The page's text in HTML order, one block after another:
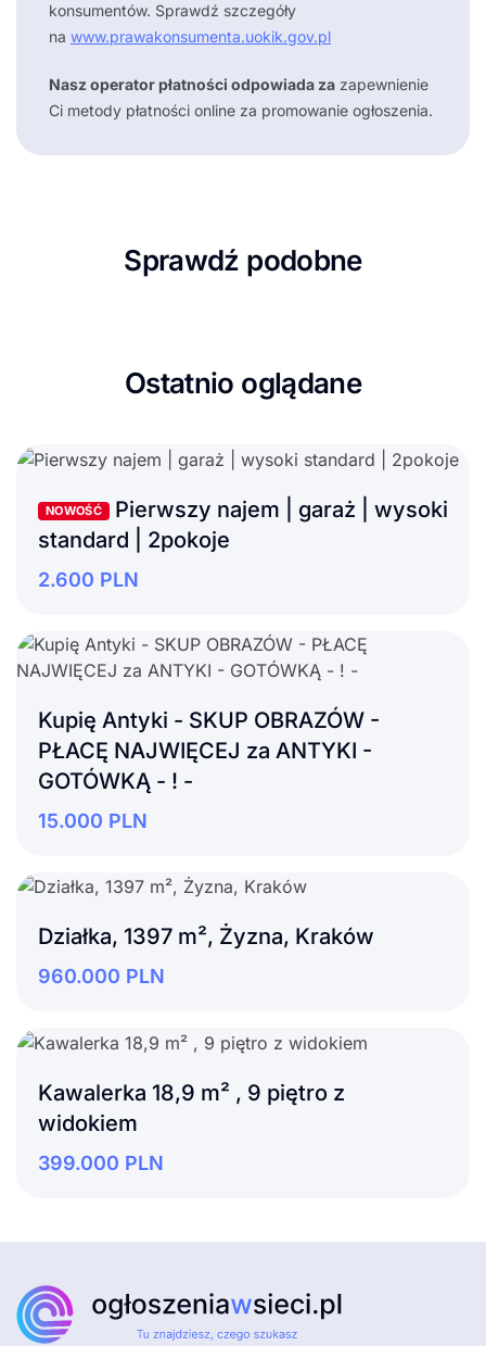
konsumentów. Sprawdź szczegóły
na www.prawakonsumenta.uokik.gov.pl
Nasz operator płatności odpowiada za zapewnienie
Ci metody płatności online za promowanie ogłoszenia.
Sprawdź podobne
Ostatnio oglądane
NOWOŚĆ Pierwszy najem | garaż | wysoki
standard | 2pokoje
2.600 PLN
Kupię Antyki - SKUP OBRAZÓW -
PŁACĘ NAJWIĘCEJ za ANTYKI -
GOTÓWKĄ - ! -
15.000 PLN
Działka, 1397 m², Żyzna, Kraków
960.000 PLN
Kawalerka 18,9 m² , 9 piętro z
widokiem
399.000 PLN